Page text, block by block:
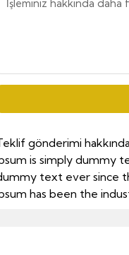
gönderimi
is simply dummy
text ever since
has been the